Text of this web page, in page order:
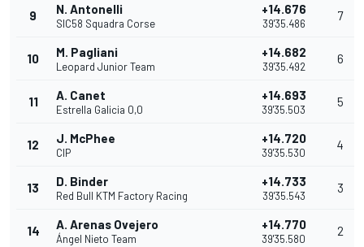
9 N. Antonelli
SIC58 Squadra Corse
+14.676
39'35.486
7
10 M. Pagliani
Leopard Junior Team
+14.682
39'35.492
6
11 A. Canet
Estrella Galicia 0,0
+14.693
39'35.503
5
12 J. McPhee
CIP
+14.720
39'35.530
4
13 D. Binder
Red Bull KTM Factory Racing
+14.733
39'35.543
3
14 A. Arenas Ovejero
Ángel Nieto Team
+14.770
39'35.580
2